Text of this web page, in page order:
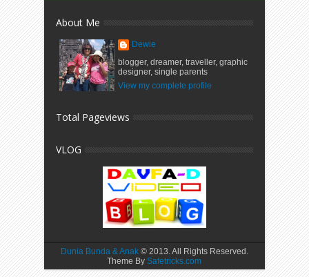
About Me
Dewie
blogger, dreamer, traveller, graphic
designer, single parents
View my complete profile
Total Pageviews
VLOG
Dunia Bunda & Anak © 2013. All Rights Reserved.
Theme BySafetricks.com